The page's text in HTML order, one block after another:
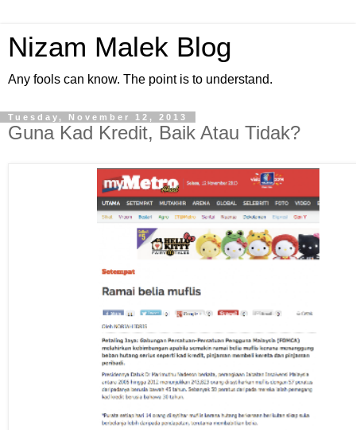
Nizam Malek Blog
Any fools can know. The point is to understand.
Tuesday, November 12, 2013
Guna Kad Kredit, Baik Atau Tidak?